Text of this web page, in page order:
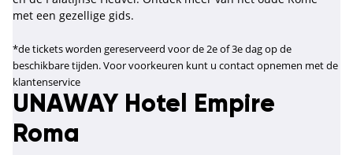
met een gezellige gids.
*de tickets worden gereserveerd voor de 2e of 3e dag op de
beschikbare tijden. Voor voorkeuren kunt u contact opnemen met de
klantenservice
UNAWAY Hotel Empire
Roma